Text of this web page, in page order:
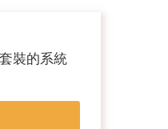
裝的系統